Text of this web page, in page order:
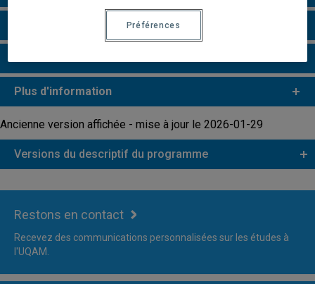
Remarques et règlements
Plus d'information
Ancienne version affichée - mise à jour le 2026-01-29
Versions du descriptif du programme
Restons en contact
Recevez des communications personnalisées sur les études à
l'UQAM.
Préférences